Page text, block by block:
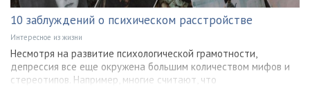
10 заблуждений о психическом расстройстве
Интересное из жизни
Несмотря на развитие психологической грамотности,
депрессия все еще окружена большим количеством мифов и
стереотипов. Например, многие считают, что